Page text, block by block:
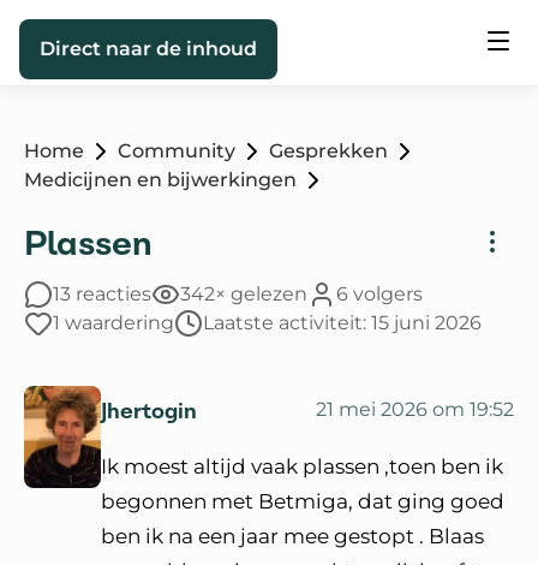
Direct naar de inhoud
Home Community
Gesprekken
Medicijnen en bijwerkingen
Plassen
13 reacties 342× gelezen
6 volgers
1 waardering
Laatste activiteit: 15 juni 2026
Jhertogin 21 mei 2026 om 19:52
Ik moest altijd vaak plassen ,toen ben ik
begonnen met Betmiga, dat ging goed
ben ik na een jaar mee gestopt . Blaas